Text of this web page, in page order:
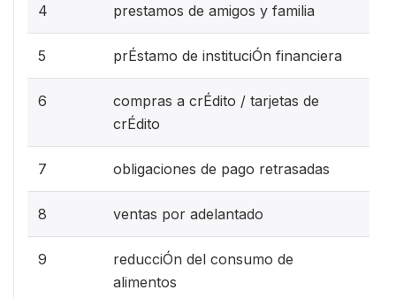
4 prestamos de amigos y familia
5 prÉstamo de instituciÓn financiera
6
compras a crÉdito / tarjetas de
crÉdito
7 obligaciones de pago retrasadas
8 ventas por adelantado
9
reducciÓn del consumo de
alimentos